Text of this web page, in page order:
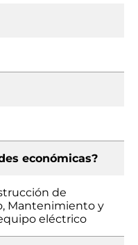
económicas?
de
Mantenimiento y
eléctrico